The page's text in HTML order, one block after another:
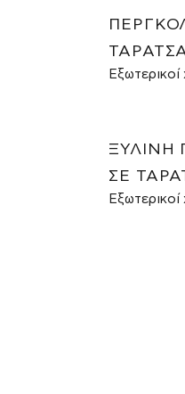
Εξωτερικοί
ΞΎΛΙΝΗ
ΣΕ
Εξωτερικοί